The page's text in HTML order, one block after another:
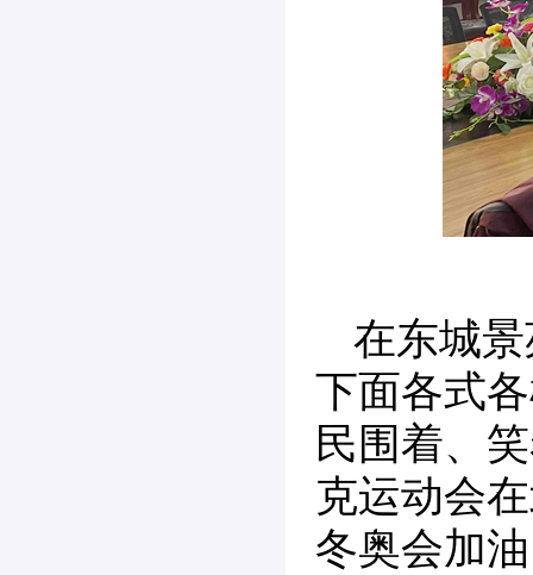
在东城
下面各式
民围着、
克运动会
冬奥会加